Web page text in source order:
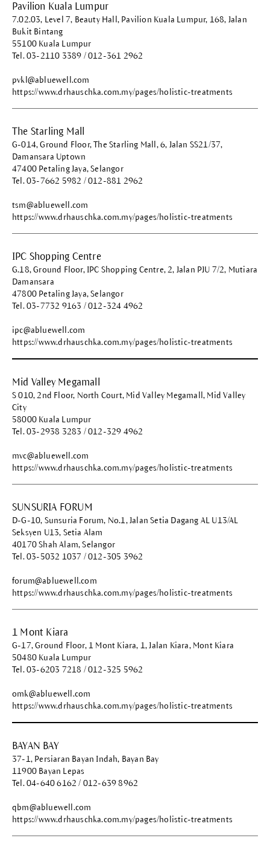
Pavilion Kuala Lumpur
7.02.03, Level 7, Beauty Hall, Pavilion Kuala Lumpur, 168, Jalan
Bukit Bintang
55100 Kuala Lumpur
Tel. 03-2110 3389 / 012-361 2962
pvkl@abluewell.com
https://www.drhauschka.com.my/pages/holistic-treatments
The Starling Mall
G-014, Ground Floor, The Starling Mall, 6, Jalan SS21/37,
Damansara Uptown
47400 Petaling Jaya, Selangor
Tel. 03-7662 5982 / 012-881 2962
tsm@abluewell.com
https://www.drhauschka.com.my/pages/holistic-treatments
IPC Shopping Centre
G.18, Ground Floor, IPC Shopping Centre, 2, Jalan PJU 7/2, Mutiara
Damansara
47800 Petaling Jaya, Selangor
Tel. 03-7732 9163 / 012-324 4962
ipc@abluewell.com
https://www.drhauschka.com.my/pages/holistic-treatments
Mid Valley Megamall
S 010, 2nd Floor, North Court, Mid Valley Megamall, Mid Valley
City
58000 Kuala Lumpur
Tel. 03-2938 3283 / 012-329 4962
mvc@abluewell.com
https://www.drhauschka.com.my/pages/holistic-treatments
SUNSURIA FORUM
D-G-10, Sunsuria Forum, No.1, Jalan Setia Dagang AL U13/AL
Seksyen U13, Setia Alam
40170 Shah Alam, Selangor
Tel. 03-5032 1037 / 012-305 3962
forum@abluewell.com
https://www.drhauschka.com.my/pages/holistic-treatments
1 Mont Kiara
G-17, Ground Floor, 1 Mont Kiara, 1, Jalan Kiara, Mont Kiara
50480 Kuala Lumpur
Tel. 03-6203 7218 / 012-325 5962
omk@abluewell.com
https://www.drhauschka.com.my/pages/holistic-treatments
BAYAN BAY
37-1, Persiaran Bayan Indah, Bayan Bay
11900 Bayan Lepas
Tel. 04-640 6162 / 012-639 8962
qbm@abluewell.com
https://www.drhauschka.com.my/pages/holistic-treatments